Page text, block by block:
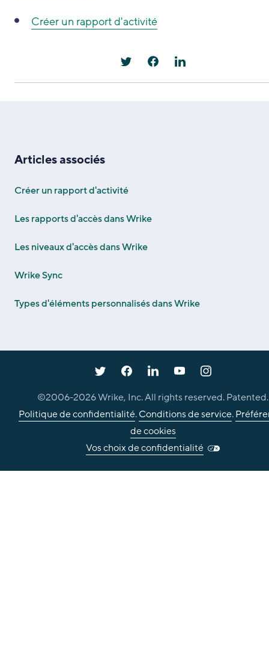
Créer un rapport d'activité
Articles associés
Créer un rapport d'activité
Les rapports d'accès dans Wrike
Les niveaux d'accès dans Wrike
Wrike Sync
Types d'éléments personnalisés dans Wrike
©2006-2026Wrike, Inc. All rights reserved. Patented.
Politique de confidentialité.Conditions de service.
de cookies
Vos choix de confidentialité